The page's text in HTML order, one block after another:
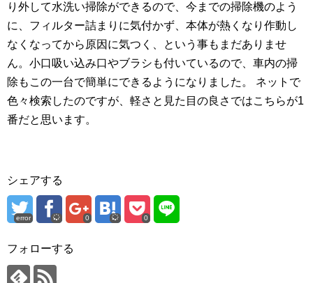
り外して水洗い掃除ができるので、今までの掃除機のよう
に、フィルター詰まりに気付かず、本体が熱くなり作動し
なくなってから原因に気つく、という事もまだありませ
ん。小口吸い込み口やブラシも付いているので、車内の掃
除もこの一台で簡単にできるようになりました。 ネットで
色々検索したのですが、軽さと見た目の良さではこちらが1
番だと思います。
シェアする
error 0 0
フォローする